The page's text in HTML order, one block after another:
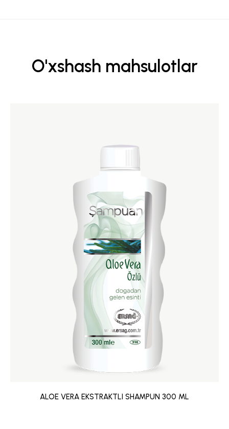
O'xshash mahsulotlar
ALOE VERA EKSTRAKTLI SHAMPUN 300 ML